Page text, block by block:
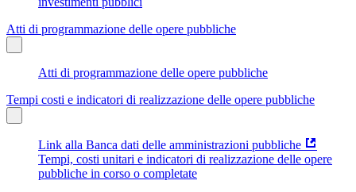
Atti di programmazione delle opere pubbliche
Atti di programmazione delle opere pubbliche
Tempi costi e indicatori di realizzazione delle opere pubbliche
Link alla Banca dati delle amministrazioni pubbliche
Tempi, costi unitari e indicatori di realizzazione delle opere
pubbliche in corso o completate